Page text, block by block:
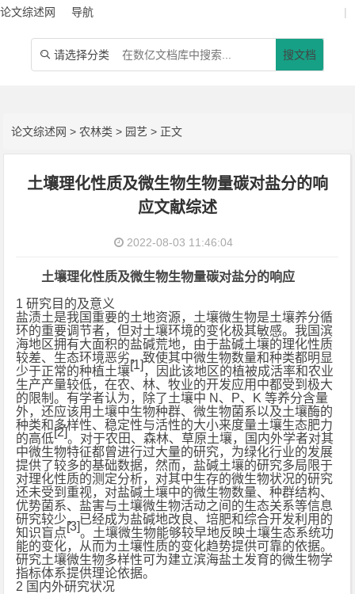
论文综述网 导航 |
 请选择分类 搜文档
论文综述网 >农林类 > 园艺 > 正文
土壤理化性质及微生物生物量碳对盐分的响
应文献综述
2022-08-03 11:46:04
土壤理化性质及微生物生物量碳对盐分的响应
1 研究目的及意义
盐渍土是我国重要的土地资源，土壤微生物是土壤养分循
环的重要调节者，但对土壤环境的变化极其敏感。我国滨
海地区拥有大面积的盐碱荒地，由于盐碱土壤的理化性质
较差、生态环境恶劣，致使其中微生物数量和种类都明显
少于正常的种植土壤[1]，因此该地区的植被成活率和农业
生产产量较低，在农、林、牧业的开发应用中都受到极大
的限制。有学者认为，除了土壤中 N、P、K 等养分含量
外，还应该用土壤中生物种群、微生物菌系以及土壤酶的
种类和多样性、稳定性与活性的大小来度量土壤生态肥力
的高低[2]。对于农田、森林、草原土壤，国内外学者对其
中微生物特征都曾进行过大量的研究，为绿化行业的发展
提供了较多的基础数据，然而，盐碱土壤的研究多局限于
对理化性质的测定分析，对其中生存的微生物状况的研究
还未受到重视，对盐碱土壤中的微生物数量、种群结构、
优势菌系、盐害与土壤微生物活动之间的生态关系等信息
研究较少，已经成为盐碱地改良、培肥和综合开发利用的
知识盲点[3]。土壤微生物能够较早地反映土壤生态系统功
能的变化，从而为土壤性质的变化趋势提供可靠的依据。
研究土壤微生物多样性可为建立滨海盐土发育的微生物学
指标体系提供理论依据。
2 国内外研究状况